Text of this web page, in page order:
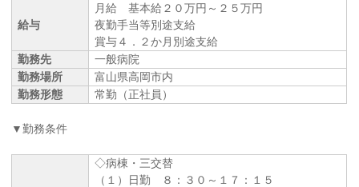
給与
月給 基本給２０万円～２５万円
夜勤手当等別途支給
賞与４．２か月別途支給
勤務先
一般病院
勤務場所
富山県高岡市内
勤務形態
常勤（正社員）
▼勤務条件
◇病棟・三交替
（１）日勤 ８：３０～１７：１５